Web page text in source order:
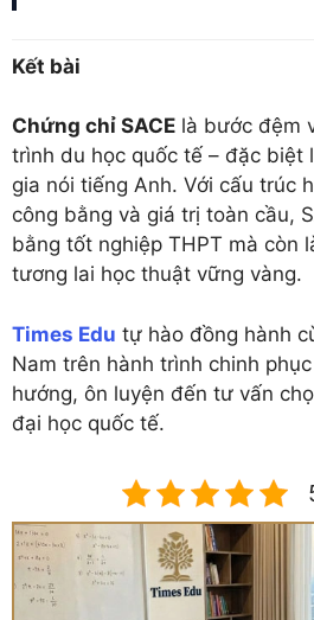
Kết bài
Chứng chỉ SACE là bước đệm
trình du học quốc tế – đặc biệt
gia nói tiếng Anh. Với cấu trúc
công bằng và giá trị toàn cầu,
bằng tốt nghiệp THPT mà còn
tương lai học thuật vững vàng.
Times Edu tự hào đồng hành
Nam trên hành trình chinh
hướng, ôn luyện đến tư vấn
đại học quốc tế.